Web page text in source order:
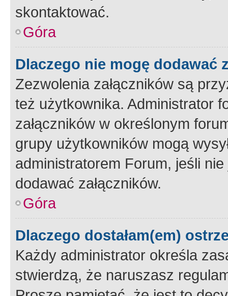
skontaktować.
Góra
Dlaczego nie mogę dodawać
Zezwolenia załączników są
też użytkownika. Administrator
załączników w określonym
grupy użytkowników mogą
administratorem Forum, jeśli
dodawać załączników.
Góra
Dlaczego dostałam(em)
Każdy administrator określa
stwierdzą, że naruszasz